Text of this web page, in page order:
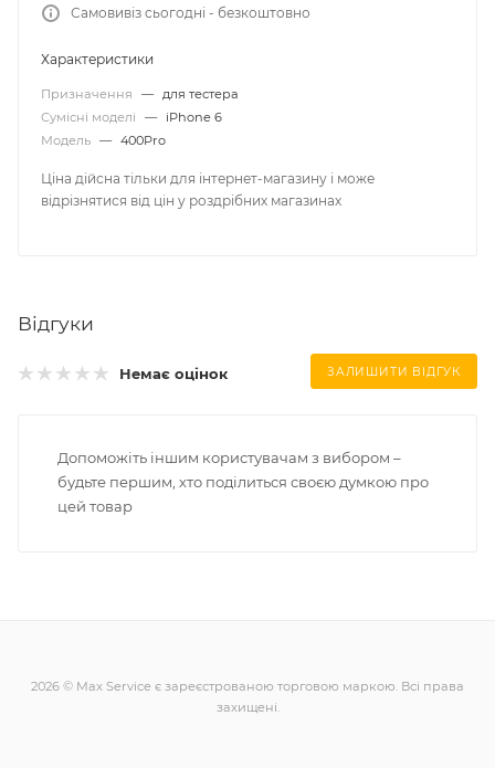
Самовивіз сьогодні - безкоштовно
Характеристики
Призначення — для тестера
Сумісні моделі
—
iPhone 6
Модель — 400Pro
Ціна дійсна тільки для інтернет-магазину і може
відрізнятися від цін у роздрібних магазинах
Відгуки
Немає оцінок ЗАЛИШИТИ ВІДГУК
Допоможіть іншим користувачам з вибором –
будьте першим, хто поділиться своєю думкою про
цей товар
2026 © Max Service є зареєстрованою торговою маркою. Всі права
захищені.